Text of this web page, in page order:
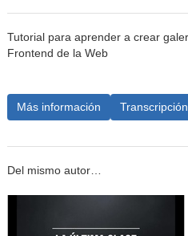
Tutorial para aprender a crear
Frontend de la Web
Más información Transcripción
Del mismo autor…